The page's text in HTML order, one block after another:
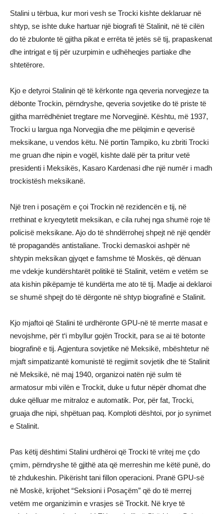
Stalini u tërbua, kur mori vesh se Trocki kishte deklaruar në
shtyp, se ishte duke hartuar një biografi të Stalinit, në të cilën
do të zbulonte të gjitha pikat e errëta të jetës së tij, prapaskenat
dhe intrigat e tij për uzurpimin e udhëheqjes partiake dhe
shtetërore.
Kjo e detyroi Stalinin që të kërkonte nga qeveria norvegjeze ta
dëbonte Trockin, përndryshe, qeveria sovjetike do të priste të
gjitha marrëdhëniet tregtare me Norvegjinë. Kështu, më 1937,
Trocki u largua nga Norvegjia dhe me pëlqimin e qeverisë
meksikane, u vendos këtu. Në portin Tampiko, ku zbriti Trocki
me gruan dhe nipin e vogël, kishte dalë për ta pritur vetë
presidenti i Meksikës, Kasaro Kardenasi dhe një numër i madh
trockistësh meksikanë.
Një tren i posaçëm e çoi Trockin në rezidencën e tij, në
rrethinat e kryeqytetit meksikan, e cila ruhej nga shumë roje të
policisë meksikane. Ajo do të shndërrohej shpejt në një qendër
të propagandës antistaliane. Trocki demaskoi ashpër në
shtypin meksikan gjyqet e famshme të Moskës, që dënuan
me vdekje kundërshtarët politikë të Stalinit, vetëm e vetëm se
ata kishin pikëpamje të kundërta me ato të tij. Madje ai deklaroi
se shumë shpejt do të dërgonte në shtyp biografinë e Stalinit.
Kjo mjaftoi që Stalini të urdhëronte GPU-në të merrte masat e
nevojshme, për t‘i mbyllur gojën Trockit, para se ai të botonte
biografinë e tij. Agjentura sovjetike në Meksikë, mbështetur në
mjaft simpatizantë komunistë të regjimit sovjetik dhe të Stalinit
në Meksikë, në maj 1940, organizoi natën një sulm të
armatosur mbi vilën e Trockit, duke u futur nëpër dhomat dhe
duke qëlluar me mitraloz e automatik. Por, për fat, Trocki,
gruaja dhe nipi, shpëtuan paq. Komploti dështoi, por jo synimet
e Stalinit.
Pas këtij dështimi Stalini urdhëroi që Trocki të vritej me çdo
çmim, përndryshe të gjithë ata që merreshin me këtë punë, do
të zhdukeshin. Pikërisht tani fillon operacioni. Pranë GPU-së
në Moskë, krijohet “Seksioni i Posaçëm” që do të merrej
vetëm me organizimin e vrasjes së Trockit. Në krye të